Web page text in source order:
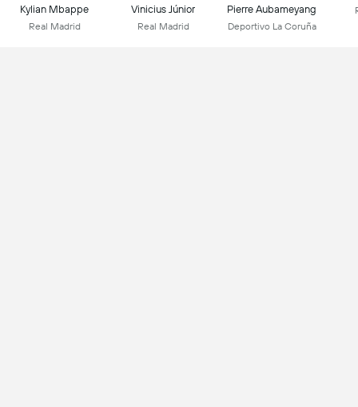
Kylian Mbappe
Real Madrid
Vinicius Júnior
Real Madrid
Pierre Aubameyang
Deportivo La Coruña